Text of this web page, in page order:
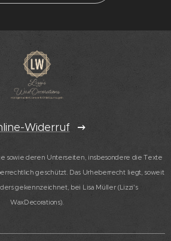
Widerruf
sowie deren Unterseiten, insbesondere die Texte
geschützt. Das Urheberrecht liegt, soweit
gekennzeichnet, bei Lisa Müller (Lizzi's
WaxDecorations).